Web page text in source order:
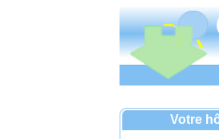
Votre